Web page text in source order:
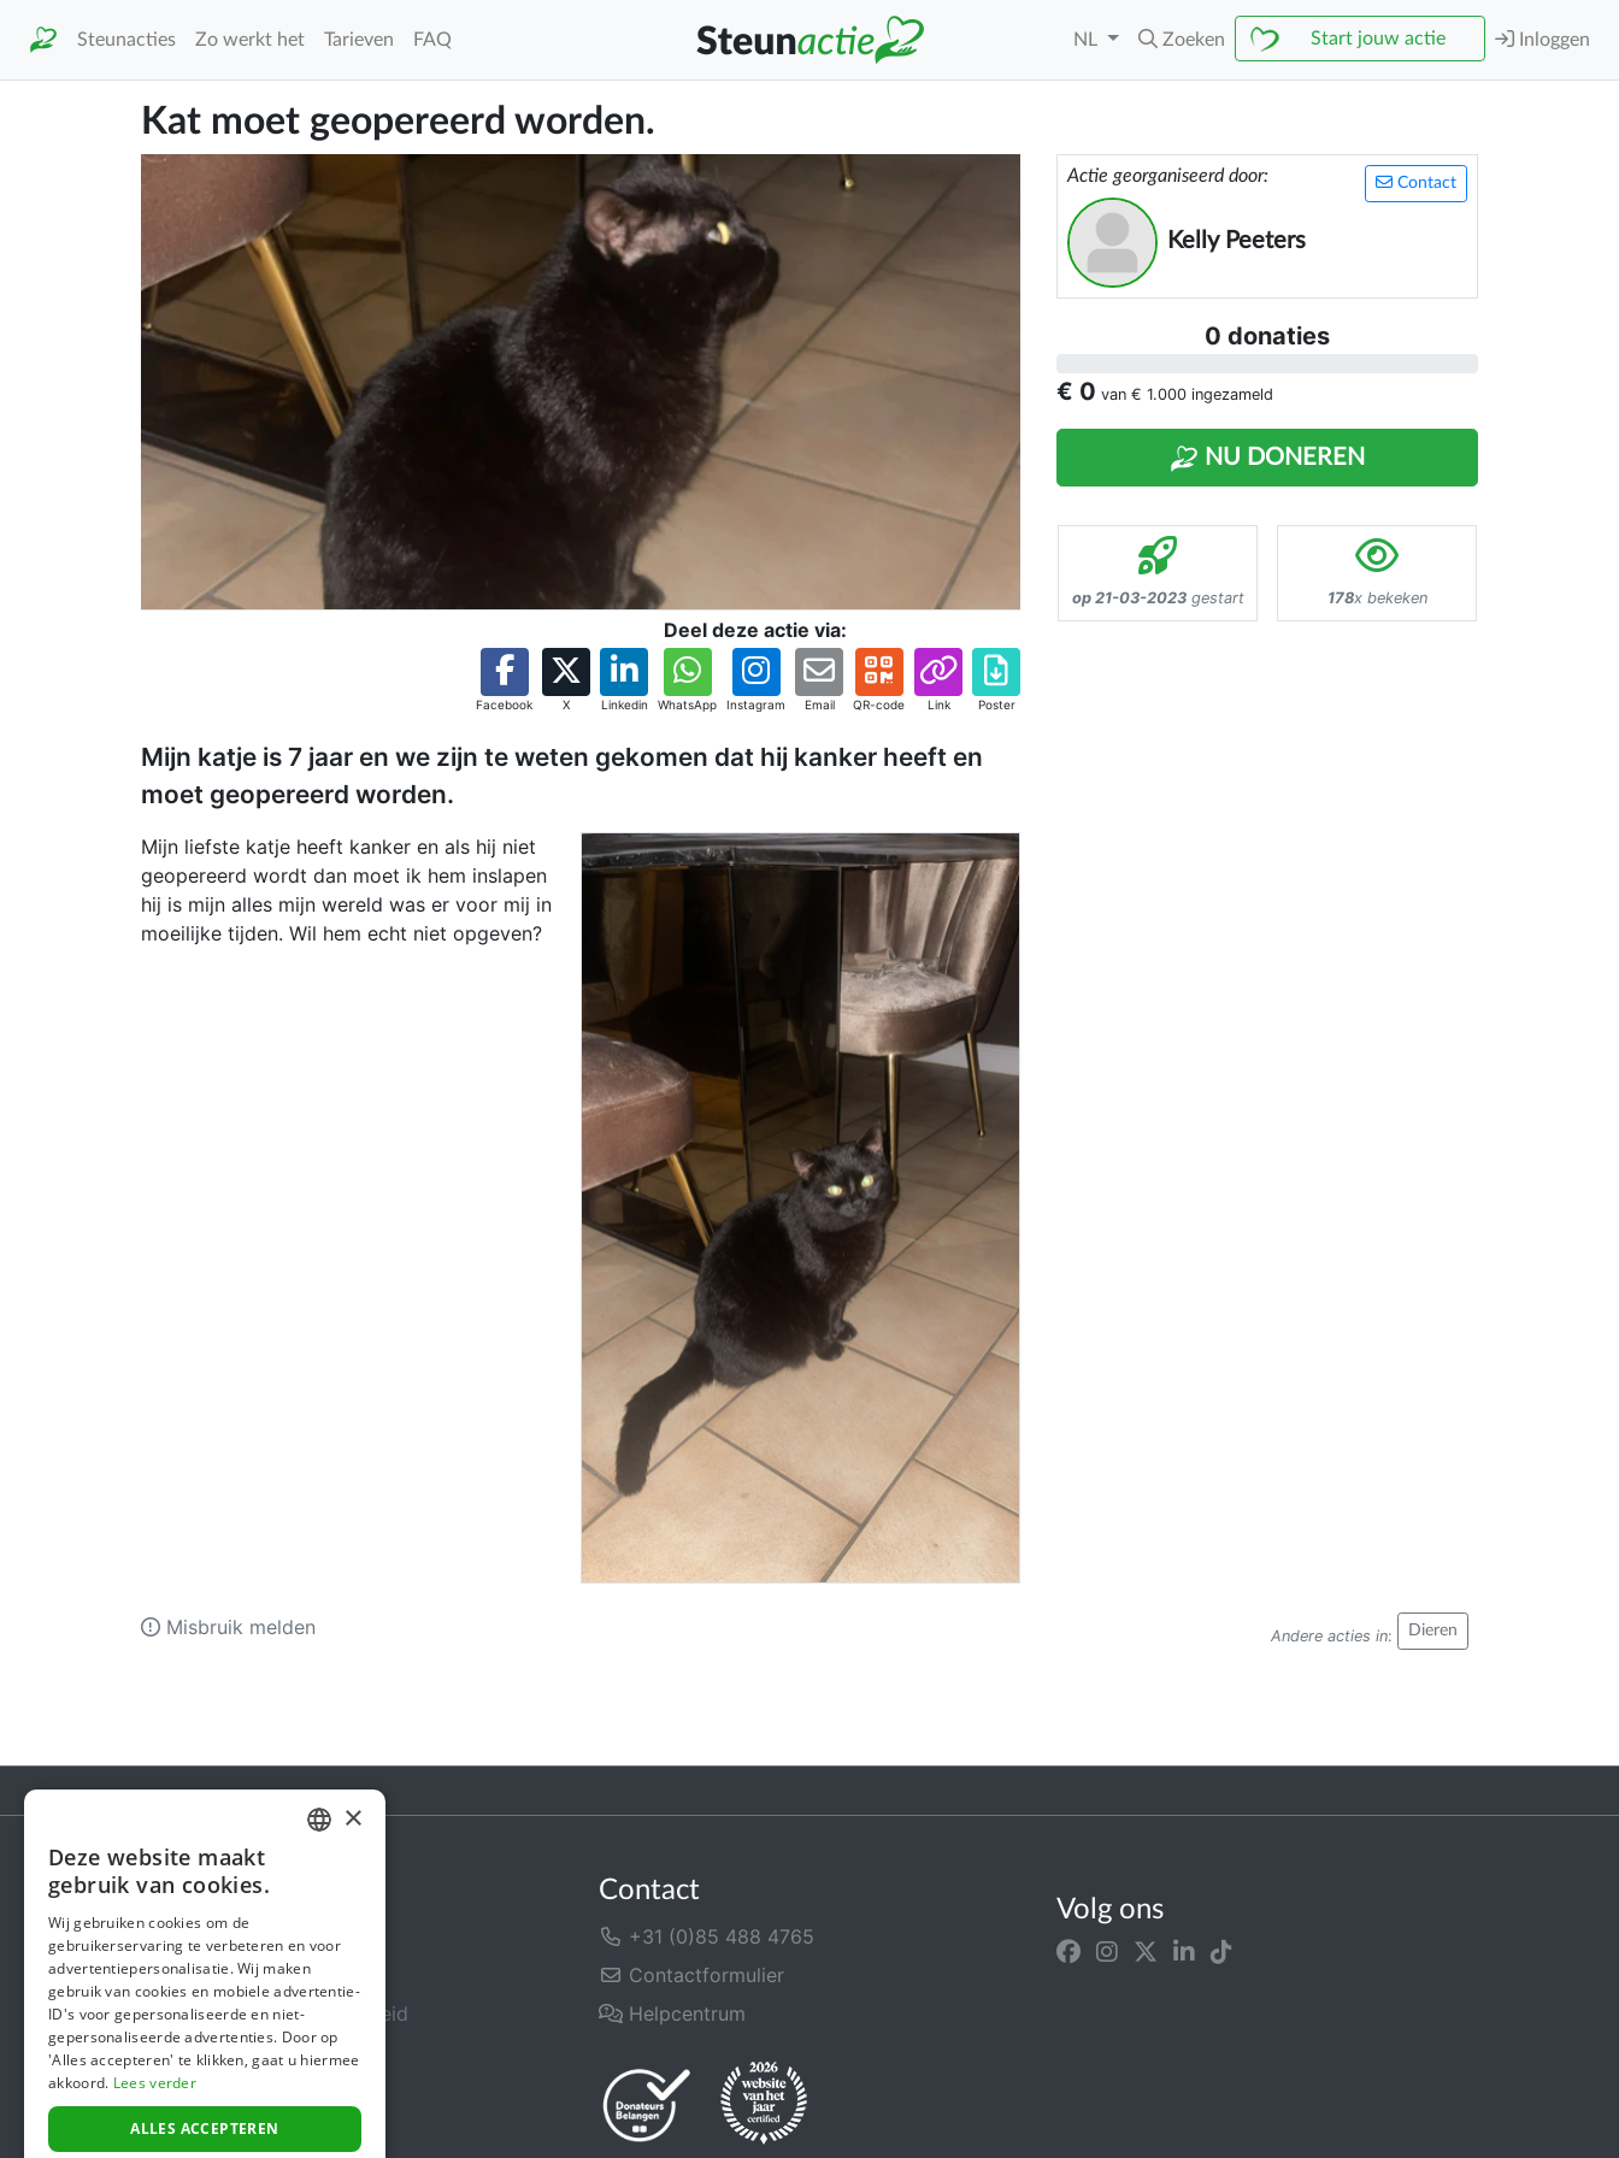
Steunacties Zo werkt het Tarieven FAQ NL Zoeken Start jouw actie Inloggen
Kat moet geopereerd worden.
Deel deze actie via:
Facebook X Linkedin WhatsApp Instagram Email QR-code Link Poster
Mijn katje is 7 jaar en we zijn te weten gekomen dat hij kanker heeft en
moet geopereerd worden.
Mijn liefste katje heeft kanker en als hij niet
geopereerd wordt dan moet ik hem inslapen
hij is mijn alles mijn wereld was er voor mij in
moeilijke tijden. Wil hem echt niet opgeven?
Contact
Actie georganiseerd door:
Kelly Peeters
0 donaties
€ 0 van € 1.000 ingezameld
NU DONEREN
op 21-03-2023gestart 178x bekeken
Andere acties in: Dieren
Misbruik melden
Steunactie
Over ons
In de media
Veiligheid & Betrouwbaarheid
Algemene voorwaarden
Privacybeleid
Cookiebeleid
Contact
+31 (0)85 488 4765
Contactformulier
Helpcentrum
Volg ons
ENGLISH
×
Deze website maakt
gebruik van cookies.
Wij gebruiken cookies om de
gebruikerservaring te verbeteren en voor
advertentiepersonalisatie. Wij maken
gebruik van cookies en mobiele advertentie-
ID's voor gepersonaliseerde en niet-
gepersonaliseerde advertenties. Door op
'Alles accepteren' te klikken, gaat u hiermee
akkoord. Lees verder
ALLES ACCEPTEREN